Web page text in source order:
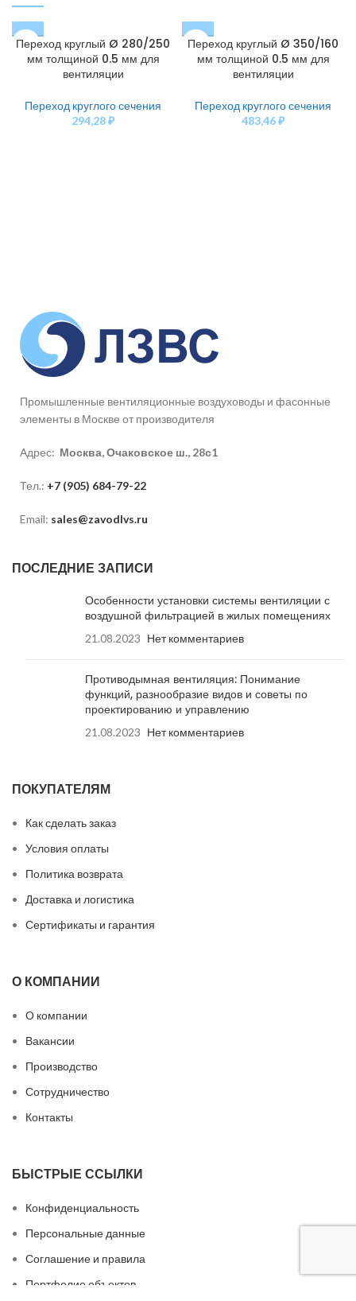
Переход круглый Ø 280/250
мм толщиной 0.5 мм для
вентиляции
Переход круглого сечения
294,28₽
Переход круглый Ø 350/160
мм толщиной 0.5 мм для
вентиляции
Переход круглого сечения
483,46₽
Промышленные вентиляционные воздуховоды и фасонные
элементы в Москве от производителя
Адрес: Москва, Очаковское ш., 28с1
Тел.: +7 (905) 684-79-22
Email: sales@zavodlvs.ru
ПОСЛЕДНИЕ ЗАПИСИ
Особенности установки системы вентиляции с
воздушной фильтрацией в жилых помещениях
21.08.2023 Нет комментариев
Противодымная вентиляция: Понимание
функций, разнообразие видов и советы по
проектированию и управлению
21.08.2023 Нет комментариев
ПОКУПАТЕЛЯМ
Как сделать заказ
Условия оплаты
Политика возврата
Доставка и логистика
Сертификаты и гарантия
О КОМПАНИИ
О компании
Вакансии
Производство
Сотрудничество
Контакты
БЫСТРЫЕ ССЫЛКИ
Конфиденциальность
Персональные данные
Соглашение и правила
Портфолио объектов